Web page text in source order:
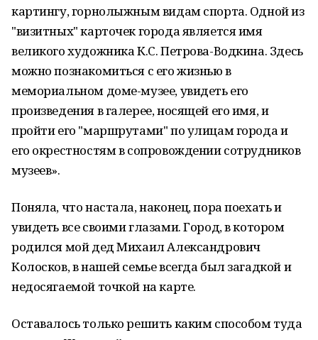
картингу, горнолыжным видам спорта. Одной из
"визитных" карточек города является имя
великого художника К.С. Петрова-Водкина. Здесь
можно познакомиться с его жизнью в
мемориальном доме-музее, увидеть его
произведения в галерее, носящей его имя, и
пройти его "маршрутами" по улицам города и
его окрестностям в сопровождении сотрудников
музеев».
Поняла, что настала, наконец, пора поехать и
увидеть все своими глазами. Город, в котором
родился мой дед Михаил Александрович
Колосков, в нашей семье всегда был загадкой и
недосягаемой точкой на карте.
Оставалось только решить каким способом туда